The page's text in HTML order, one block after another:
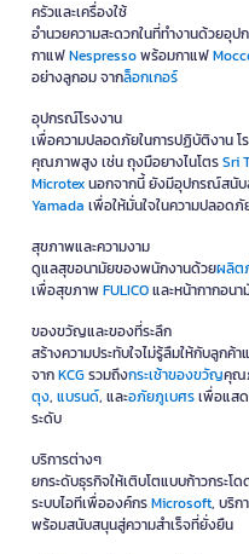
ครัวและเครื่องใช้
อำนวยความสะดวกในที่ทำงานด้วยอุ
กาแฟNespressoพร้อมกาแฟ
อย่างลูกอม จากล็อกเกอร์
อุปกรณ์โรงงาน
เพื่อความปลอดภัยในการปฏิบัติงาน
คุณภาพสูง เช่น ถุงมือยางไนโตรSri
Microtexนอกจากนี้ ยังมีอุปกรณ์สนั
Yamada เพื่อให้มั่นใจในความปลอด
สุขภาพและความงาม
ดูแลสุขอนามัยของพนักงานด้วยผลิต
เพื่อสุขภาพFULICOและหน้ากากอนา
ของขวัญและของที่ระลึก
สร้างความประทับใจไม่รู้ลืมให้กับลูกค้
จากKCGรวมถึงกระเช้าของขวัญคุณ
ตุง, แบรนด์, และอภัยภูเบศรเพื่อแส
ระดับ
บริการต่างๆ
ยกระดับธุรกิจให้เติบโตแบบก้าวกระโ
ระบบไอทีเพื่อองค์กรMicrosoft, บริ
พร้อมสนับสนุนสู่ความสำเร็จที่ยั่งยืน